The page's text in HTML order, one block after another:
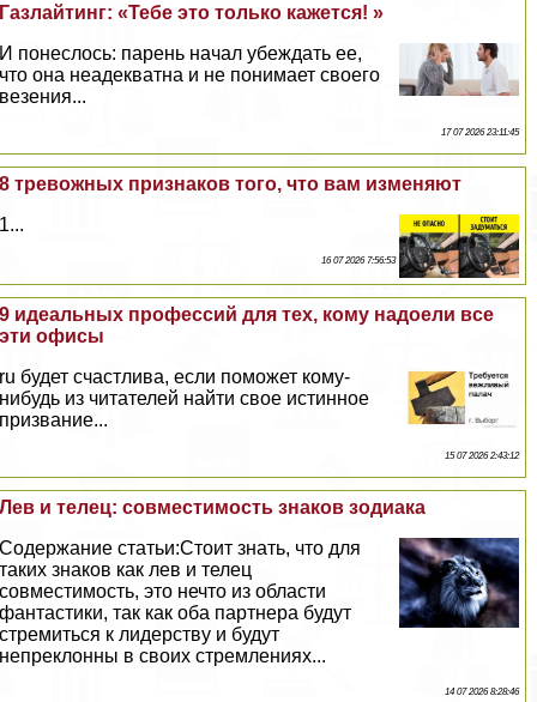
Газлайтинг: «Тебе это только кажется! »
И понеслось: парень начал убеждать ее,
что она неадекватна и не понимает своего
везения...
17 07 2026 23:11:45
8 тревожных признаков того, что вам изменяют
1...
16 07 2026 7:56:53
9 идеальных профессий для тех, кому надоели все
эти офисы
ru будет счастлива, если поможет кому-
нибудь из читателей найти свое истинное
призвание...
15 07 2026 2:43:12
Лев и телец: совместимость знаков зодиака
Содержание статьи:Стоит знать, что для
таких знаков как лев и телец
совместимость, это нечто из области
фантастики, так как оба партнера будут
стремиться к лидерству и будут
непреклонны в своих стремлениях...
14 07 2026 8:28:46